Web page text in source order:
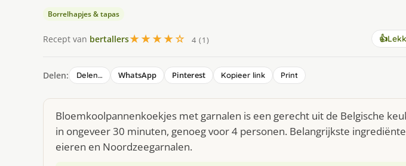
Borrelhapjes & tapas
Recept van bertallers★★★★☆ 4 (1) 👍
Delen: Delen… WhatsApp Pinterest Kopieer link Print
Bloemkoolpannenkoekjes met garnalen is een gerecht uit de Belgische
in ongeveer 30 minuten, genoeg voor 4 personen. Belangrijkste
eieren en Noordzeegarnalen.